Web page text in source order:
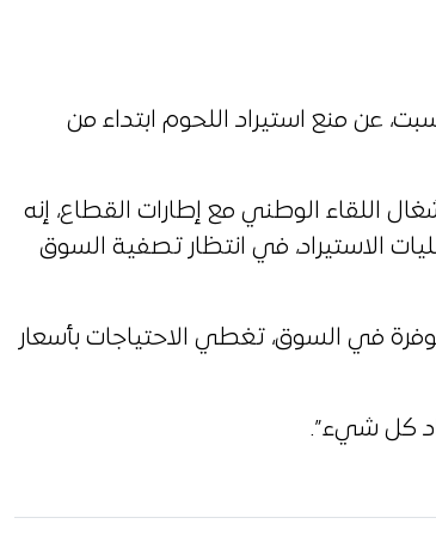
عن منع استيراد اللحوم ابتداء من
اللقاء الوطني مع إطارات القطاع، إنه
الاستيراد، في انتظار تصفية السوق
في السوق، تغطي الاحتياجات بأسعار
كل شيء”.